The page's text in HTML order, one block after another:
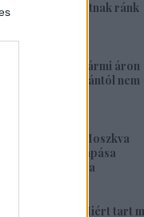
háborút hozhatnak ránk
BEKIÁLTÁS: Bármi áron
Orbántól nem
jó lesz!
május 25. 19:37
BEKIÁLTÁS: Moszkva
válaszcsapása
célpontokra
BEKIÁLTÁS: Miért tart